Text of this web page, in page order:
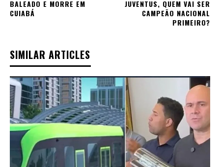
BALEADO E MORRE EM
CUIABÁ
JUVENTUS, QUEM VAI SER
CAMPEÃO NACIONAL
PRIMEIRO?
SIMILAR ARTICLES